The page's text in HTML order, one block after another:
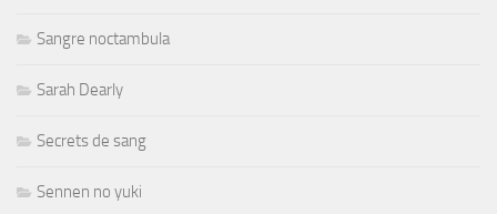
Sangre noctambula
Sarah Dearly
Secrets de sang
Sennen no yuki